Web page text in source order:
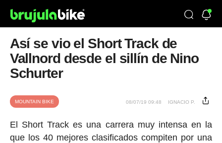
Así se vio el Short Track de
Vallnord desde el sillín de Nino
Schurter
MOUNTAIN BIKE 08/07/19 09:48 IGNACIO P.
El Short Track es una carrera muy intensa en la
que los 40 mejores clasificados compiten por una